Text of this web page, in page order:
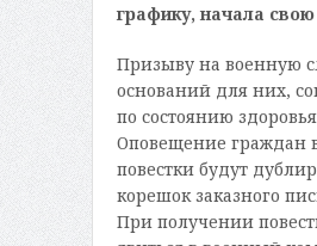
графику, начала
Призыву на военную
оснований для них,
по состоянию
Оповещение граждан
повестки будут
корешок заказного
При получении